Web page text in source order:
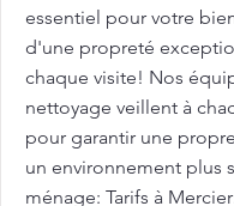
essentiel pour votre
d'une propreté
chaque visite! Nos
nettoyage veillent à
pour garantir une
un environnement plus
ménage: Tarifs à